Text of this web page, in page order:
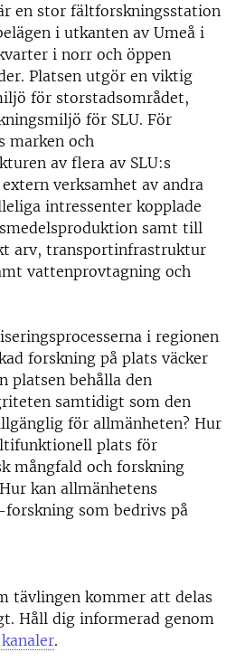
en stor fältforskningsstation
i utkanten av Umeå i
i norr och öppen
Platsen utgör en viktig
för storstadsområdet,
för SLU. För
marken och
av flera av SLU:s
verksamhet av andra
intressenter kopplade
samt till
arv, transportinfrastruktur
vattenprovtagning och
i regionen
forskning på plats väcker
platsen behålla den
samtidigt som den
för allmänheten? Hur
plats för
mångfald och forskning
kan allmänhetens
forskning som bedrivs på
tävlingen kommer att delas
Håll dig informerad genom
.